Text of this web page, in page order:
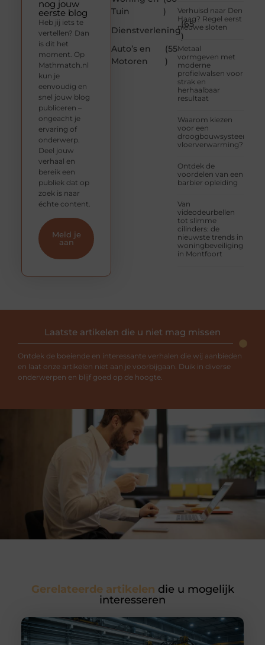
Tuin
)
Dienstverlening
(65
)
Auto’s en
Motoren
(55
)
Verhuisd naar Den
Haag? Regel eerst
nieuwe sloten
Metaal
vormgeven met
moderne
profielwalsen voor
strak en
herhaalbaar
resultaat
Waarom kiezen
voor een
droogbouwsysteem
vloerverwarming?
Ontdek de
voordelen van een
barbier opleiding
Van
videodeurbellen
tot slimme
cilinders: de
nieuwste trends in
woningbeveiliging
in Montfoort
nog jouw
eerste blog
Heb jij iets te
vertellen? Dan
is dit het
moment. Op
Mathmatch.nl
kun je
eenvoudig en
snel jouw blog
publiceren –
ongeacht je
ervaring of
onderwerp.
Deel jouw
verhaal en
bereik een
publiek dat op
zoek is naar
échte content.
Meld je
aan
Laatste artikelen die u niet mag missen
Ontdek de boeiende en interessante verhalen die wij aanbieden
en laat onze artikelen niet aan je voorbijgaan. Duik in diverse
onderwerpen en blijf goed op de hoogte.
Gerelateerde artikelen die u mogelijk
interesseren